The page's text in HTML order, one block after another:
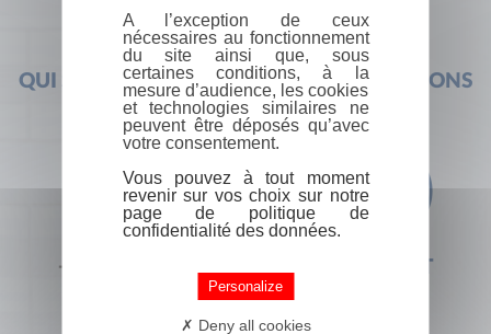
QUI SOMMES-NOUS ? FOIRE AUX QUESTIONS
+33 (0) 1 44 41 29 19 CONTACT
A l’exception de ceux
nécessaires au fonctionnement
du site ainsi que, sous
certaines conditions, à la
mesure d’audience, les cookies
et technologies similaires ne
peuvent être déposés qu’avec
votre consentement.
Vous pouvez à tout moment
revenir sur vos choix sur notre
page de politique de
confidentialité des données.
Personalize
Deny all cookies